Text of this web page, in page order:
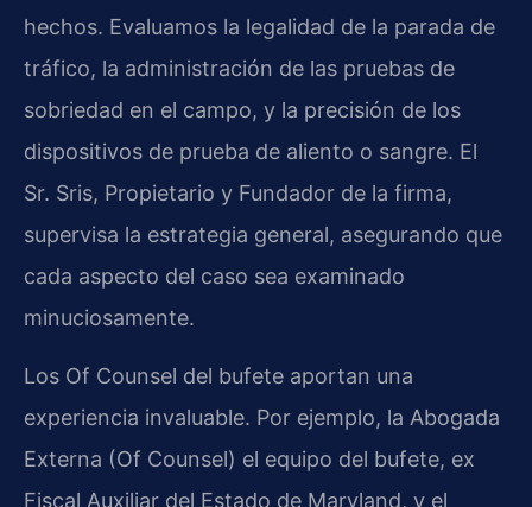
hechos. Evaluamos la legalidad de la parada de
tráfico, la administración de las pruebas de
sobriedad en el campo, y la precisión de los
dispositivos de prueba de aliento o sangre. El
Sr. Sris, Propietario y Fundador de la firma,
supervisa la estrategia general, asegurando que
cada aspecto del caso sea examinado
minuciosamente.
Los Of Counsel del bufete aportan una
experiencia invaluable. Por ejemplo, la Abogada
Externa (Of Counsel) el equipo del bufete, ex
Fiscal Auxiliar del Estado de Maryland, y el